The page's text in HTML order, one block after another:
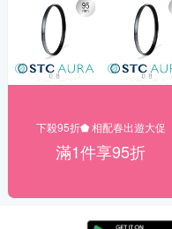
下殺95折⬟ 相配春出遊大促
滿1件享95折